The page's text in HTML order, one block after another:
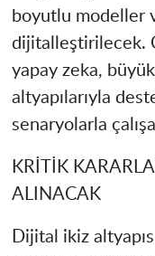
boyutlu modeller
dijitalleştirilecek.
yapay zeka,
altyapılarıyla
senaryolarla
KRİTİK
ALINACAK
Dijital ikiz